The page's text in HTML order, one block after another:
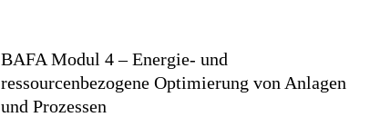
BAFA Modul 4 – Energie- und
ressourcenbezogene Optimierung von Anlagen
und Prozessen